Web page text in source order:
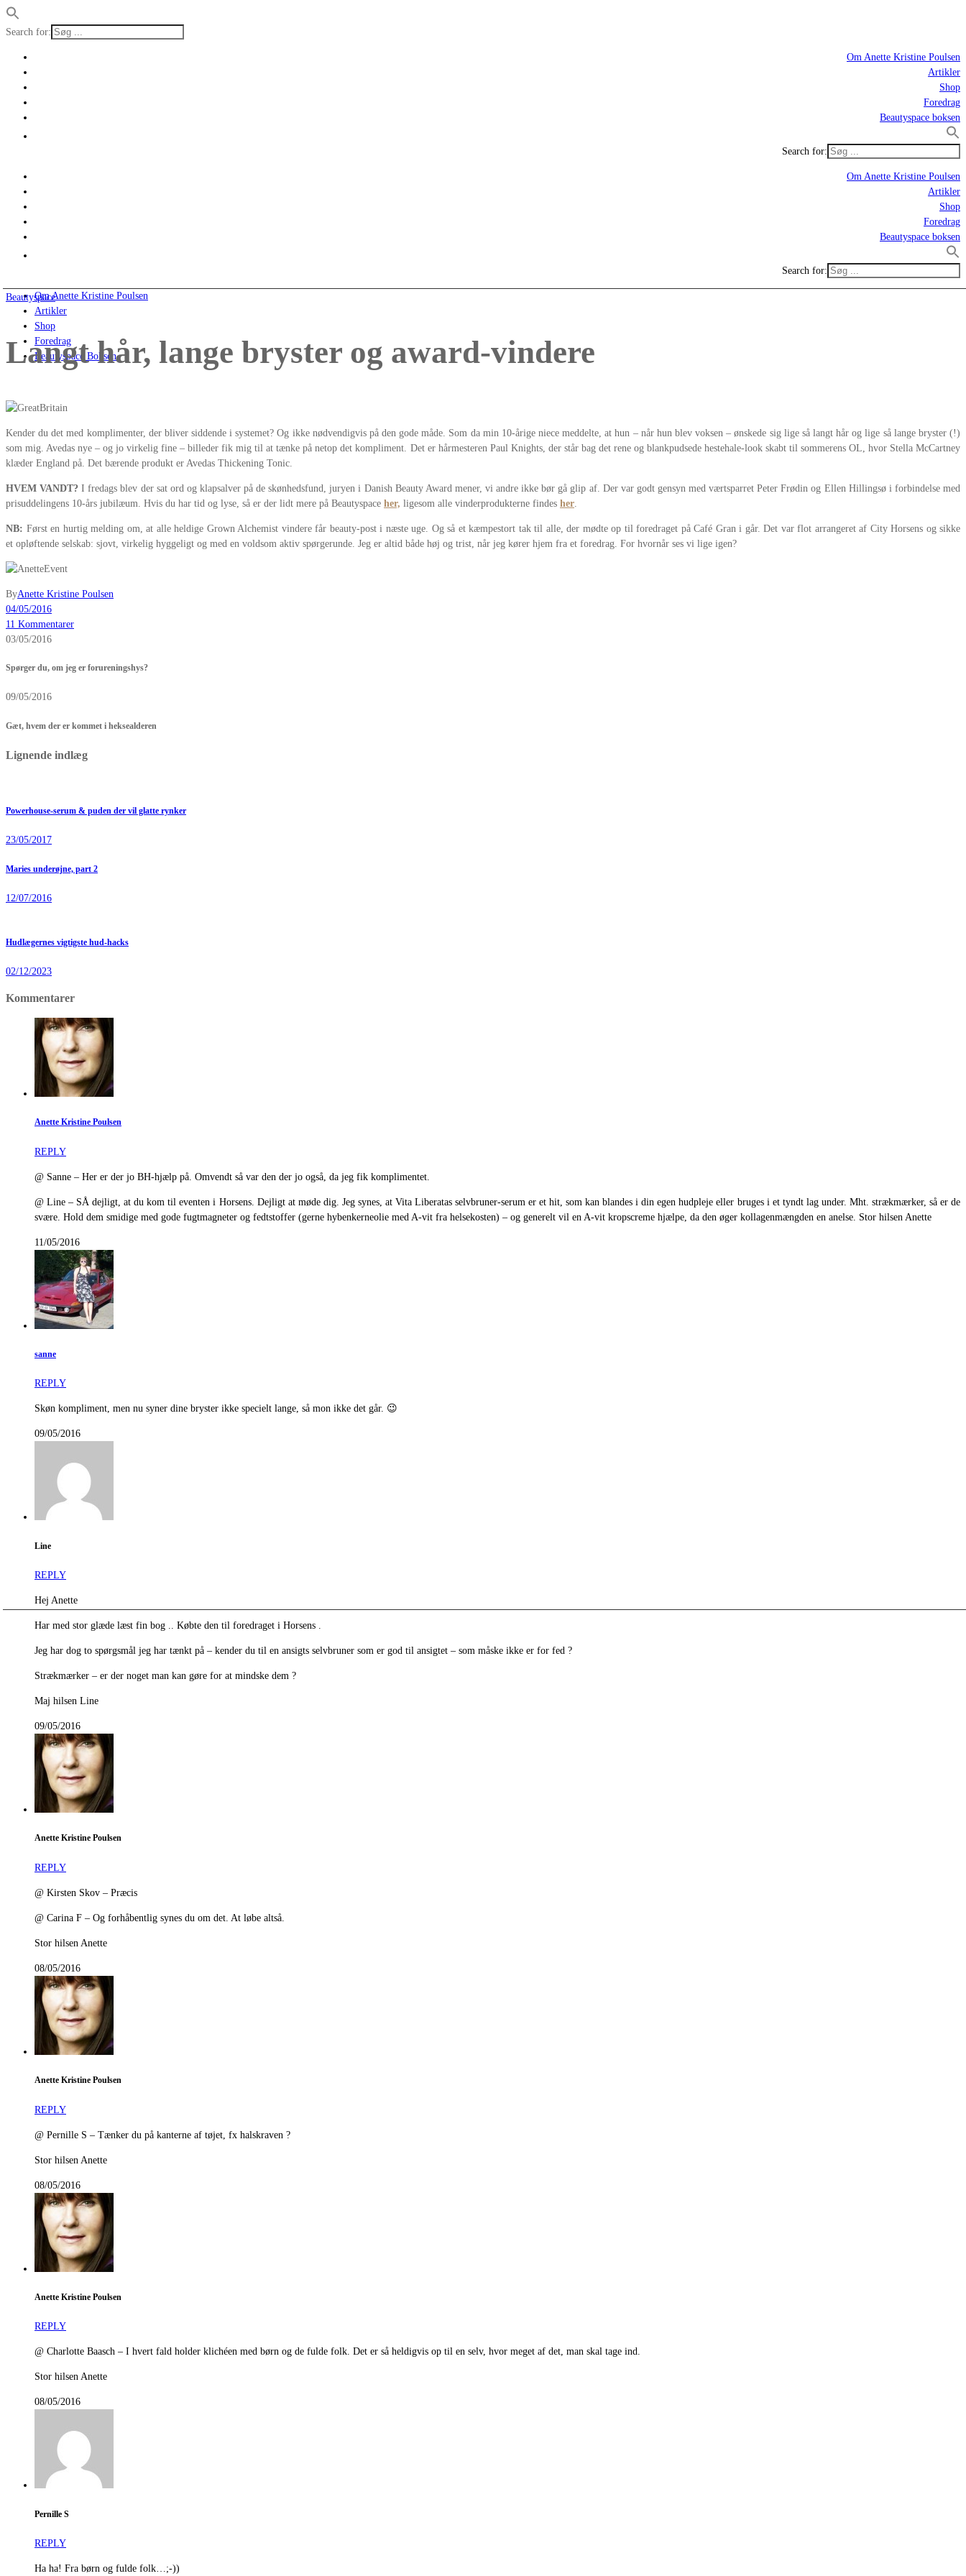
Search for:
Om Anette Kristine Poulsen
Artikler
Shop
Foredrag
Beautyspace boksen
Search for:
Om Anette Kristine Poulsen
Artikler
Shop
Foredrag
Beautyspace boksen
Search for:
Om Anette Kristine Poulsen
Artikler
Shop
Foredrag
Beautyspace Boksen
Beautyspace
Langt hår, lange bryster og award-vindere
Kender du det med komplimenter, der bliver siddende i systemet? Og ikke nødvendigvis på den gode måde. Som da min 10-årige niece meddelte, at hun – når hun blev voksen – ønskede sig lige så langt hår og lige så lange bryster (!)
som mig. Avedas nye – og jo virkelig fine – billeder fik mig til at tænke på netop det kompliment. Det er hårmesteren Paul Knights, der står bag det rene og blankpudsede hestehale-look skabt til sommerens OL, hvor Stella McCartney
klæder England på. Det bærende produkt er Avedas Thickening Tonic.
HVEM VANDT? I fredags blev der sat ord og klapsalver på de skønhedsfund, juryen i Danish Beauty Award mener, vi andre ikke bør gå glip af. Der var godt gensyn med værtsparret Peter Frødin og Ellen Hillingsø i forbindelse med
prisuddelingens 10-års jubilæum. Hvis du har tid og lyse, så er der lidt mere på Beautyspace her, ligesom alle vinderprodukterne findes her
NB: Først en hurtig melding om, at alle heldige Grown Alchemist vindere får beauty-post i næste uge. Og så et kæmpestort tak til alle, der mødte op til foredraget på Café Gran i går. Det var flot arrangeret af City Horsens og sikke
et opløftende selskab: sjovt, virkelig hyggeligt og med en voldsom aktiv spørgerunde. Jeg er altid både høj og trist, når jeg kører hjem fra et foredrag. For hvornår ses vi lige igen?
ByAnette Kristine Poulsen
04/05/2016
11 Kommentarer
03/05/2016
Spørger du, om jeg er forureningshys?
09/05/2016
Gæt, hvem der er kommet i heksealderen
Lignende indlæg
Powerhouse-serum & puden der vil glatte rynker
23/05/2017
Maries underøjne, part 2
12/07/2016
Hudlægernes vigtigste hud-hacks
02/12/2023
Kommentarer
Anette Kristine Poulsen
REPLY
@ Sanne – Her er der jo BH-hjælp på. Omvendt så var den der jo også, da jeg fik komplimentet.
@ Line – SÅ dejligt, at du kom til eventen i Horsens. Dejligt at møde dig. Jeg synes, at Vita Liberatas selvbruner-serum er et hit, som kan blandes i din egen hudpleje eller bruges i et tyndt lag under. Mht. strækmærker, så er de
svære. Hold dem smidige med gode fugtmagneter og fedtstoffer (gerne hybenkerneolie med A-vit fra helsekosten) – og generelt vil en A-vit kropscreme hjælpe, da den øger kollagenmængden en anelse. Stor hilsen Anette
11/05/2016
sanne
REPLY
Skøn kompliment, men nu syner dine bryster ikke specielt lange, så mon ikke det går. 😉
09/05/2016
Line
REPLY
Hej Anette
Har med stor glæde læst fin bog .. Købte den til foredraget i Horsens .
Jeg har dog to spørgsmål jeg har tænkt på – kender du til en ansigts selvbruner som er god til ansigtet – som måske ikke er for fed ?
Strækmærker – er der noget man kan gøre for at mindske dem ?
Maj hilsen Line
09/05/2016
Anette Kristine Poulsen
REPLY
@ Kirsten Skov – Præcis
@ Carina F – Og forhåbentlig synes du om det. At løbe altså.
Stor hilsen Anette
08/05/2016
Anette Kristine Poulsen
REPLY
@ Pernille S – Tænker du på kanterne af tøjet, fx halskraven ?
Stor hilsen Anette
08/05/2016
Anette Kristine Poulsen
REPLY
@ Charlotte Baasch – I hvert fald holder klichéen med børn og de fulde folk. Det er så heldigvis op til en selv, hvor meget af det, man skal tage ind.
Stor hilsen Anette
08/05/2016
Pernille S
REPLY
Ha ha! Fra børn og fulde folk…;-))